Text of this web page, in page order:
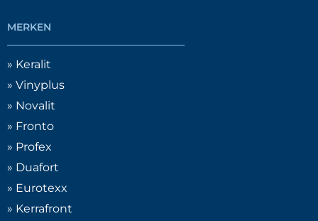
MERKEN
» Keralit
» Vinyplus
» Novalit
» Fronto
» Profex
» Duafort
» Eurotexx
» Kerrafront